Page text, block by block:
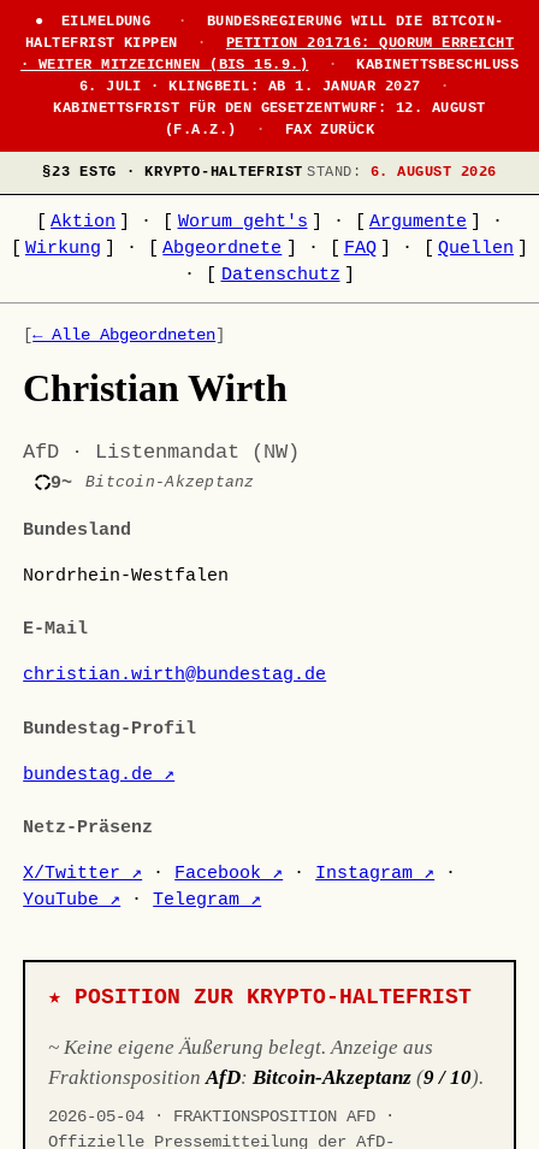
EILMELDUNG ·
BUNDESREGIERUNG WILL DIE BITCOIN-
HALTEFRIST KIPPEN
·
PETITION 201716: QUORUM ERREICHT
· WEITER MITZEICHNEN (BIS 15.9.)
·
KABINETTSBESCHLUSS
6. JULI · KLINGBEIL: AB 1. JANUAR 2027
·
KABINETTSFRIST FÜR DEN GESETZENTWURF: 12. AUGUST
(F.A.Z.)
· FAX ZURÜCK
§23 ESTG · KRYPTO-HALTEFRIST STAND: 6. AUGUST 2026
Aktion · Worum geht's · Argumente
·
Wirkung · Abgeordnete · FAQ · Quellen
·
Datenschutz
[← Alle Abgeordneten]
Christian Wirth
AfD · Listenmandat (NW)
9~ Bitcoin-Akzeptanz
Bundesland
Nordrhein-Westfalen
E-Mail
christian.wirth@bundestag.de
Bundestag-Profil
bundestag.de ↗
Netz-Präsenz
X/Twitter ↗ · Facebook ↗ · Instagram ↗ ·
YouTube ↗ ·Telegram ↗
★ POSITION ZUR KRYPTO-HALTEFRIST
~ Keine eigene Äußerung belegt. Anzeige aus
FraktionspositionAfD:Bitcoin-Akzeptanz (9 / 10).
2026-05-04 · FRAKTIONSPOSITION AFD ·
Offizielle Pressemitteilung der AfD-